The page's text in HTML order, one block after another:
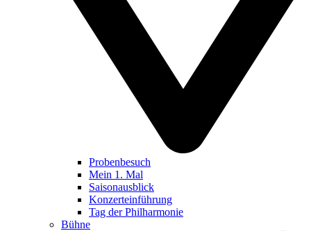
Probenbesuch
Mein 1. Mal
Saisonausblick
Konzerteinführung
Tag der Philharmonie
Bühne